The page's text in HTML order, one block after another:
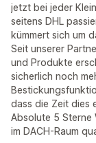
jetzt bei jeder
seitens DHL
kümmert sich um
Seit unserer
und Produkte
sicherlich noch
dass die Zeit dies
Absolute 5 Sterne
im DACH-Raum